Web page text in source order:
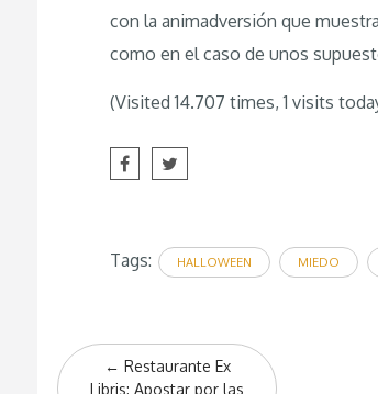
con la animadversión que
como en el caso de unos
(Visited 14.707 times, 1 visits
Tags: HALLOWEEN MIEDO
Post
← Restaurante Ex
Libris: Apostar por las